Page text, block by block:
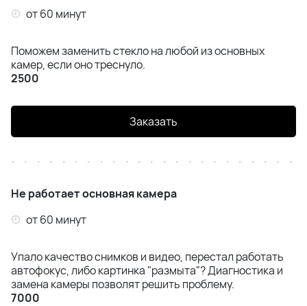
от 60 минут
Поможем заменить стекло на любой из основных
камер, если оно треснуло.
2500
Заказать
Не работает основная камера
от 60 минут
Упало качество снимков и видео, перестал работать
автофокус, либо картинка "размыта"? Диагностика и
замена камеры позволят решить проблему.
7000